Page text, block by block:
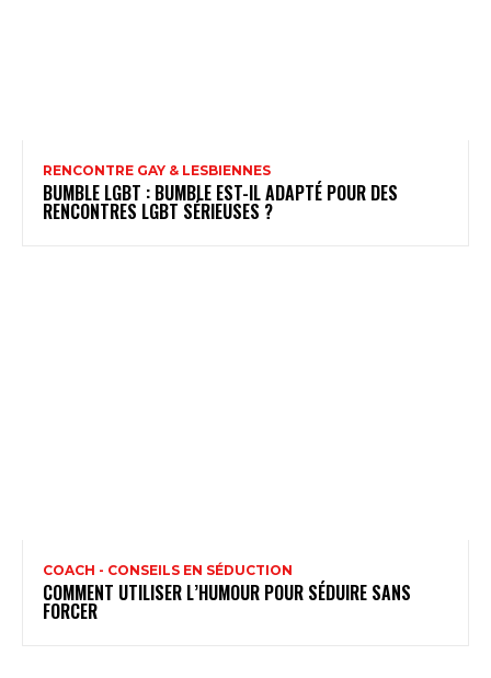
RENCONTRE GAY & LESBIENNES
BUMBLE LGBT : BUMBLE EST-IL ADAPTÉ POUR DES
RENCONTRES LGBT SÉRIEUSES ?
COACH - CONSEILS EN SÉDUCTION
COMMENT UTILISER L’HUMOUR POUR SÉDUIRE SANS
FORCER